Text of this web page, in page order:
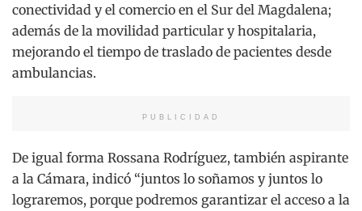
conectividad y el comercio en el Sur del Magdalena;
además de la movilidad particular y hospitalaria,
mejorando el tiempo de traslado de pacientes desde
ambulancias.
PUBLICIDAD
De igual forma Rossana Rodríguez, también aspirante
a la Cámara, indicó “juntos lo soñamos y juntos lo
lograremos, porque podremos garantizar el acceso a la